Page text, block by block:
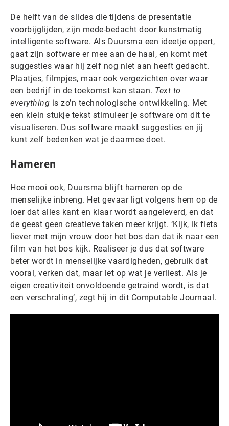
De helft van de slides die tijdens de presentatie
voorbijglijden, zijn mede-bedacht door kunstmatig
intelligente software. Als Duursma een ideetje oppert,
gaat zijn software er mee aan de haal, en komt met
suggesties waar hij zelf nog niet aan heeft gedacht.
Plaatjes, filmpjes, maar ook vergezichten over waar
een bedrijf in de toekomst kan staan. Text to
everything is zo’n technologische ontwikkeling. Met
een klein stukje tekst stimuleer je software om dit te
visualiseren. Dus software maakt suggesties en jij
kunt zelf bedenken wat je daarmee doet.
Hameren
Hoe mooi ook, Duursma blijft hameren op de
menselijke inbreng. Het gevaar ligt volgens hem op de
loer dat alles kant en klaar wordt aangeleverd, en dat
de geest geen creatieve taken meer krijgt. ‘Kijk, ik fiets
liever met mijn vrouw door het bos dan dat ik naar een
film van het bos kijk. Realiseer je dus dat software
beter wordt in menselijke vaardigheden, gebruik dat
vooral, verken dat, maar let op wat je verliest. Als je
eigen creativiteit onvoldoende getraind wordt, is dat
een verschraling’, zegt hij in dit Computable Journaal.